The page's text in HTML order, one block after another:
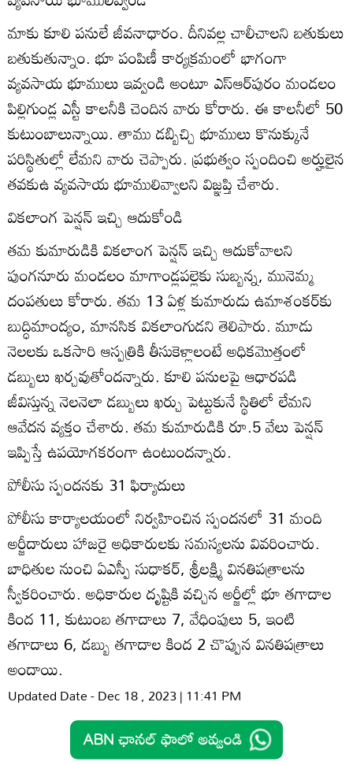
మాకు కూలి పనులే జీవనాధారం. దీనివల్ల చాలీచాలని బతుకులు
బతుకుతున్నాం. భూ పంపిణీ కార్యక్రమంలో భాగంగా
వ్యవసాయ భూములు ఇవ్వండి అంటూ ఎస్‌ఆర్‌పురం మండలం
పిల్లిగుండ్ల ఎస్టీ కాలనీకి చెందిన వారు కోరారు. ఈ కాలనీలో 50
కుటుంబాలున్నాయి. తాము డబ్బిచ్చి భూములు కొనుక్కునే
పరిస్థితుల్లో లేమని వారు చెప్పారు. ప్రభుత్వం స్పందించి అర్హులైన
తవకుఉ వ్యవసాయ భూములివ్వాలని విజ్ఞప్తి చేశారు.
వికలాంగ పెన్షన్‌ ఇచ్చి ఆదుకోండి
తమ కుమారుడికి వికలాంగ పెన్షన్‌ ఇచ్చి ఆదుకోవాలని
పుంగనూరు మండలం మాగాండ్లపల్లెకు సుబ్బన్న, మునెమ్మ
దంపతులు కోరారు. తమ 13 ఏళ్ల కుమారుడు ఉమాశంకర్‌కు
బుద్ధిమాంద్యం, మానసిక వికలాంగుడని తెలిపారు. మూడు
నెలలకు ఒకసారి ఆస్పత్రికి తీసుకెళ్లాలంటే అధికమొత్తంలో
డబ్బులు ఖర్చవుతోందన్నారు. కూలి పనులపై ఆధారపడి
జీవిస్తున్న నెలనెలా డబ్బులు ఖర్చు పెట్టుకునే స్థితిలో లేమని
ఆవేదన వ్యక్తం చేశారు. తమ కుమారుడికి రూ.5 వేలు పెన్షన్‌
ఇప్పిస్తే ఉపయోగకరంగా ఉంటుందన్నారు.
పోలీసు స్పందనకు 31 ఫిర్యాదులు
పోలీసు కార్యాలయంలో నిర్వహించిన స్పందనలో 31 మంది
అర్జీదారులు హాజరై అధికారులకు సమస్యలను వివరించారు.
బాధితుల నుంచి ఏఎస్పీ సుధాకర్‌, శ్రీలక్ష్మి వినతిపత్రాలను
స్వీకరించారు. అధికారుల దృష్టికి వచ్చిన అర్జీల్లో భూ తగాదాల
కింద 11, కుటుంబ తగాదాలు 7, వేధింపులు 5, ఇంటి
తగాదాలు 6, డబ్బు తగాదాల కింద 2 చొప్పున వినతిపత్రాలు
అందాయి.
Updated Date - Dec 18 , 2023 | 11:41 PM